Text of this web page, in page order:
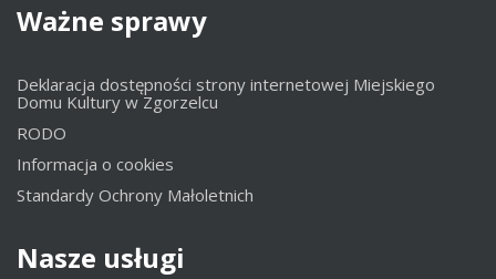
Ważne sprawy
Deklaracja dostępności strony internetowej Miejskiego
Domu Kultury w Zgorzelcu
RODO
Informacja o cookies
Standardy Ochrony Małoletnich
Nasze usługi